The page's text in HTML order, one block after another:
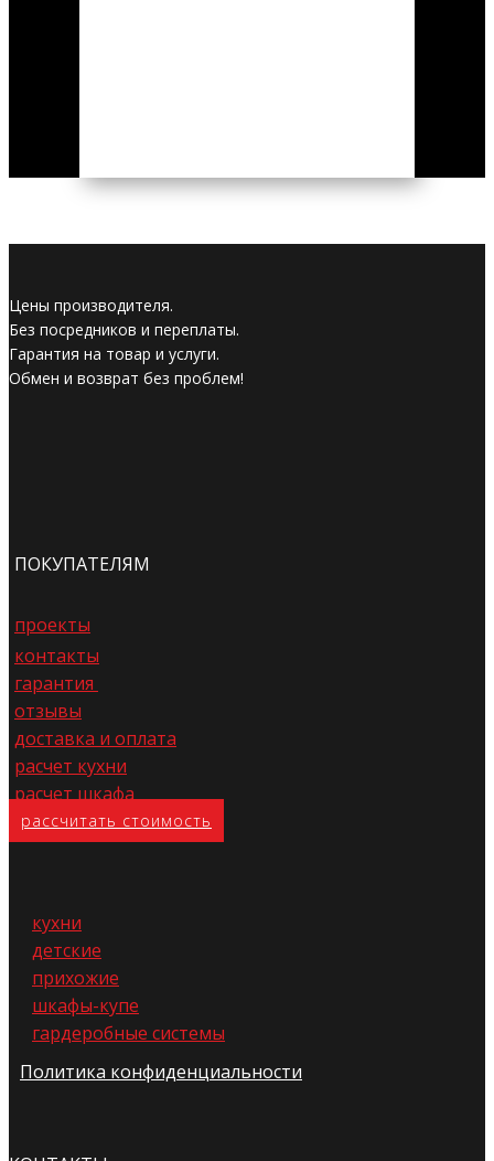
Цены производителя.
Без посредников и переплаты.
Гарантия на товар и услуги.
Обмен и возврат без проблем!
ПОКУПАТЕЛЯМ
проекты
контакты
гарантия
отзывы
доставка и оплата
расчет кухни
расчет шкафа
расс​читать стоимость
кухни
детские
прихожие
шкафы-купе
гардеробные системы
Политика конфиденциальности